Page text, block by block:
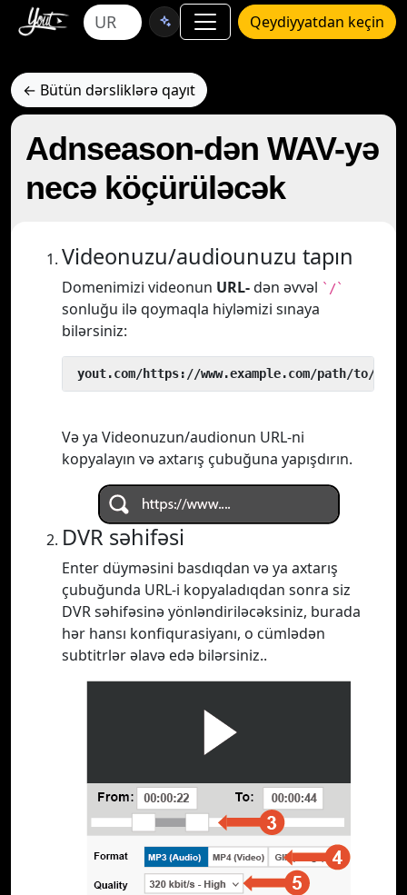
Qeydiyyatdan keçin
← Bütün dərsliklərə qayıt
Adnseason-dən WAV-yə
necə köçürüləcək
Videonuzu/audiounuzu tapın
Domenimizi videonun URL-dən əvvəl `/`
sonluğu ilə qoymaqla hiyləmizi sınaya
bilərsiniz:
yout.com/https://www.example.com/path/to/
Və ya Videonuzun/audionun URL-ni
kopyalayın və axtarış çubuğuna yapışdırın.
DVR səhifəsi
Enter düyməsini basdıqdan və ya axtarış
çubuğunda URL-i kopyaladıqdan sonra siz
DVR səhifəsinə yönləndiriləcəksiniz, burada
hər hansı konfiqurasiyanı, o cümlədən
subtitrlər əlavə edə bilərsiniz..